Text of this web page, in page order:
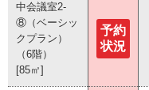
中会議室2-
⑧（ベーシッ
クプラン）
（6階）
[85㎡]
予約
状況
中会議室2-
⑧（ベーシッ
クプラン）
（6階）
[85㎡]
予約
状況